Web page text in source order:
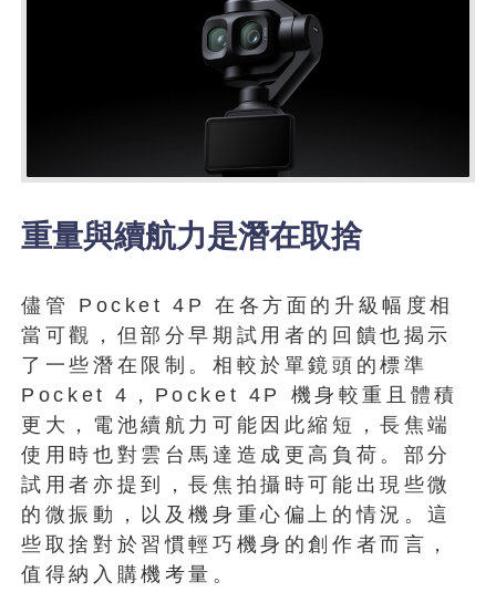
重量與續航力是潛在取捨
儘管 Pocket 4P 在各方面的升級幅度相
當可觀，但部分早期試用者的回饋也揭示
了一些潛在限制。相較於單鏡頭的標準
Pocket 4，Pocket 4P 機身較重且體積
更大，電池續航力可能因此縮短，長焦端
使用時也對雲台馬達造成更高負荷。部分
試用者亦提到，長焦拍攝時可能出現些微
的微振動，以及機身重心偏上的情況。這
些取捨對於習慣輕巧機身的創作者而言，
值得納入購機考量。